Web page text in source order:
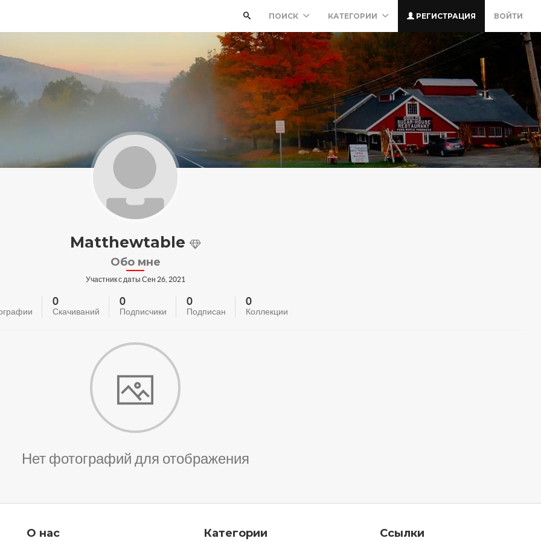
ПОИСК КАТЕГОРИИ РЕГИСТРАЦИЯ ВОЙТИ
Matthewtable
Обо мне
Участник с даты Сен 26, 2021
0
Скачиваний
0
Подписчики
0
Подписан
0
Коллекции
Нет фотографий для отображения
О нас Категории Ссылки